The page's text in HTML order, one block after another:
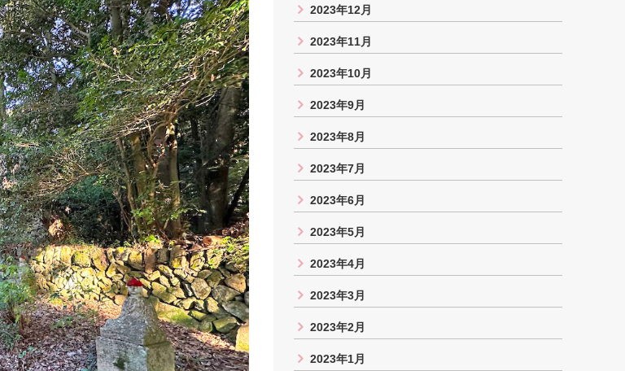
2023年12月
2023年11月
2023年10月
2023年9月
2023年8月
2023年7月
2023年6月
2023年5月
2023年4月
2023年3月
2023年2月
2023年1月